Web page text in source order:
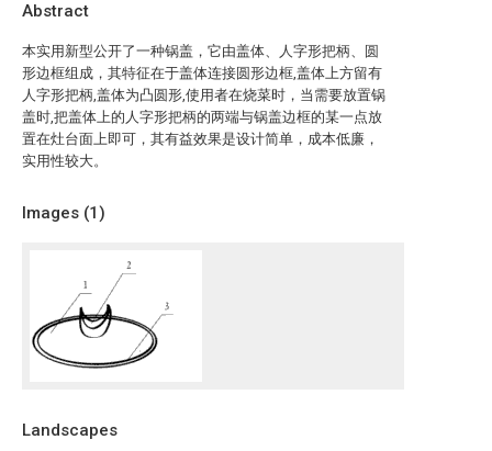
Abstract
本实用新型公开了一种锅盖，它由盖体、人字形把柄、圆
形边框组成，其特征在于盖体连接圆形边框,盖体上方留有
人字形把柄,盖体为凸圆形,使用者在烧菜时，当需要放置锅
盖时,把盖体上的人字形把柄的两端与锅盖边框的某一点放
置在灶台面上即可，其有益效果是设计简单，成本低廉，
实用性较大。
Images (1)
Landscapes